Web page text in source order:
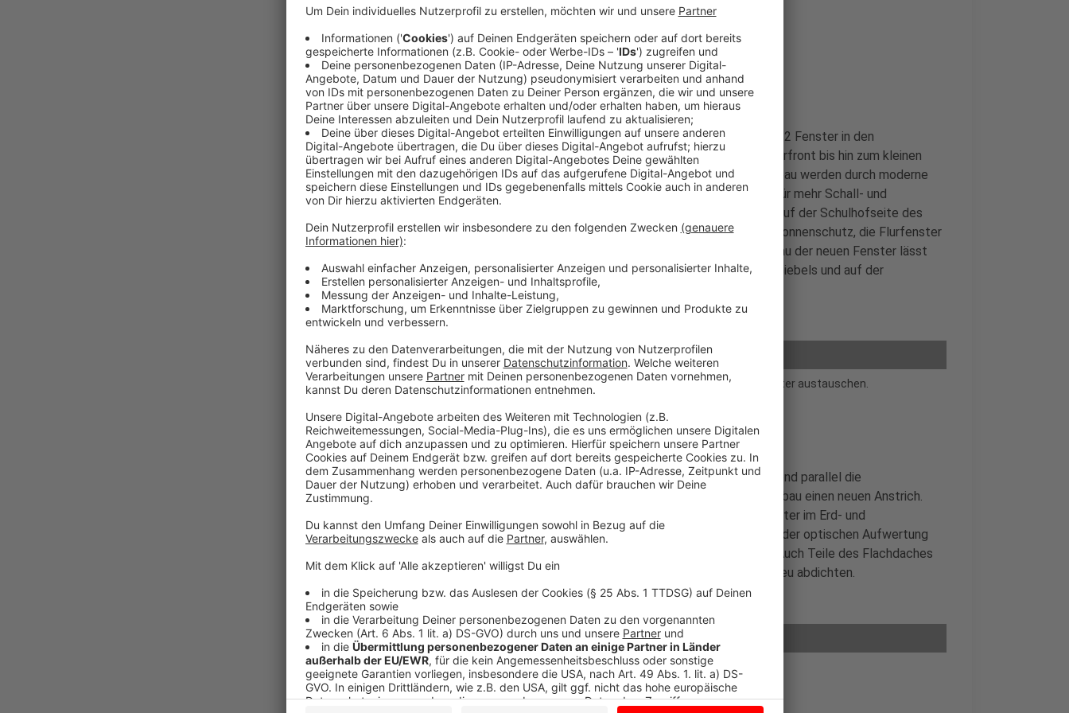
An zwei Grundschulen sind diese auch nach außen hin sichtbar:
Anzeige
An der Ludgerusschule in Albachten (Foto oben) lässt die Stadt 32 Fenster in den
unterschiedlichsten Größen austauschen - von der großen Fensterfront bis hin zum kleinen
Küchenfenster. Die maroden Holzfenster am Zwischen- und Neubau werden durch moderne
Aluminiumfenster ersetzt, um den Energiebedarf zu senken und für mehr Schall- und
sommerlichen Wärmeschutz zu sorgen. Die Klassenraumfenster auf der Schulhofseite des
Zwischenbaus erhalten eine sogenannte Raffstore-Anlage zum Sonnenschutz, die Flurfenster
Richtung Schulhof eine Sonnenschutzverglasung. Nach dem Einbau der neuen Fenster lässt
die Stadt zudem die Fassade des Zwischenbaus im Bereich des Giebels und auf der
Schulhofseite energetisch sanieren.
Anzeige
©Stadt Münster/MünsterVIEW
An der Ludgerusschule in Albachten lässt die Stadt Münster 32 Fenster austauschen.
Anzeige
An der Mosaikschule in Gievenbeck erhält diesen Sommer - während parallel die
Erweiterungsarbeiten auf Hochtouren laufen - auch der Bestandsbau einen neuen Anstrich.
Dabei werden rund 550 Quadratmeter Holzfassade, 135 Holzfenster im Erd- und
Obergeschoss sowie die Dachüberstände neu gestrichen. Neben der optischen Aufwertung
des Gebäudes schützt die Farbe auch vor Witterungseinflüssen. Auch Teile des Flachdaches
werden saniert, so lässt die Stadt unter anderem den Dachrand neu abdichten.
©Stadt Münster/MünsterVIEW
In den Ferien wird an der Mosaikschule gestrichen und saniert.